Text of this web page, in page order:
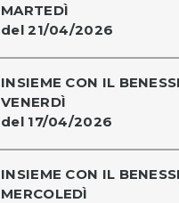
MARTEDÌ
del 21/04/2026
INSIEME CON IL
VENERDÌ
del 17/04/2026
INSIEME CON IL
MERCOLEDÌ